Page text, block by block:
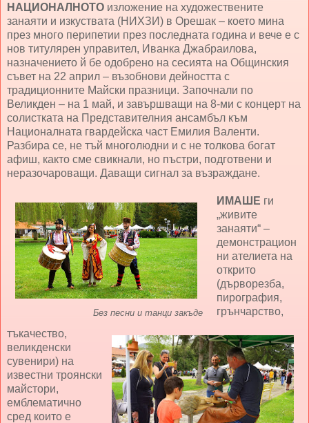
НАЦИОНАЛНОТО изложение на художествените
занаяти и изкуствата (НИХЗИ) в Орешак – което мина
през много перипетии през последната година и вече е с
нов титулярен управител, Иванка Джабраилова,
назначението й бе одобрено на сесията на Общинския
съвет на 22 април – възобнови дейността с
традиционните Майски празници. Започнали по
Великден – на 1 май, и завършващи на 8-ми с концерт на
солистката на Представителния ансамбъл към
Националната гвардейска част Емилия Валенти.
Разбира се, не тъй многолюдни и с не толкова богат
афиш, както сме свикнали, но пъстри, подготвени и
неразочароващи. Даващи сигнал за възраждане.
Без песни и танци закъде
ИМАШЕ ги
„живите
занаяти“ –
демонстрацион
ни ателиета на
открито
(дърворезба,
пирография,
грънчарство,
тъкачество,
великденски
сувенири) на
известни троянски
майстори,
емблематично
сред които е